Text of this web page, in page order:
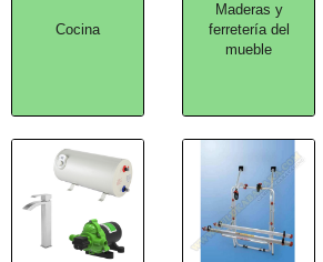
Cocina
Maderas y
ferretería del
mueble